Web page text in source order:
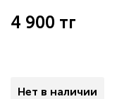
4 900 тг
Нет в наличии